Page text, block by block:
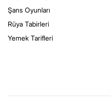
Şans Oyunları
Rüya Tabirleri
Yemek Tarifleri